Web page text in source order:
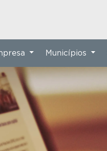
Municípios